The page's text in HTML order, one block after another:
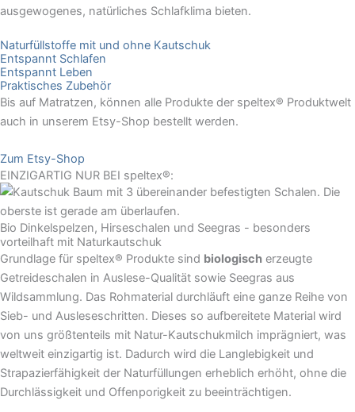
ausgewogenes, natürliches Schlafklima bieten.
Naturfüllstoffe mit und ohne Kautschuk
Entspannt Schlafen
Entspannt Leben
Praktisches Zubehör
Bis auf Matratzen, können alle Produkte der speltex® Produktwelt
auch in unserem Etsy-Shop bestellt werden.
Zum Etsy-Shop
EINZIGARTIG NUR BEI speltex®:
Bio Dinkelspelzen, Hirseschalen und Seegras - besonders
vorteilhaft mit Naturkautschuk
Grundlage für speltex® Produkte sind biologisch erzeugte
Getreideschalen in Auslese-Qualität sowie Seegras aus
Wildsammlung. Das Rohmaterial durchläuft eine ganze Reihe von
Sieb- und Ausleseschritten. Dieses so aufbereitete Material wird
von uns größtenteils mit Natur-Kautschukmilch imprägniert, was
weltweit einzigartig ist. Dadurch wird die Langlebigkeit und
Strapazierfähigkeit der Naturfüllungen erheblich erhöht, ohne die
Durchlässigkeit und Offenporigkeit zu beeinträchtigen.